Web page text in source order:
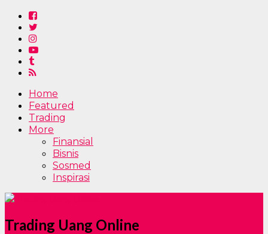
Home
Featured
Trading
More
Finansial
Bisnis
Sosmed
Inspirasi
Trading Uang Online